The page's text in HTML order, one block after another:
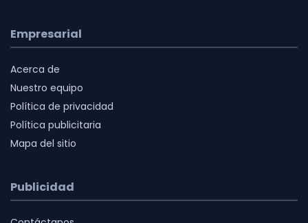
Empresarial
Acerca de
Nuestro equipo
Política de privacidad
Política publicitaria
Mapa del sitio
Publicidad